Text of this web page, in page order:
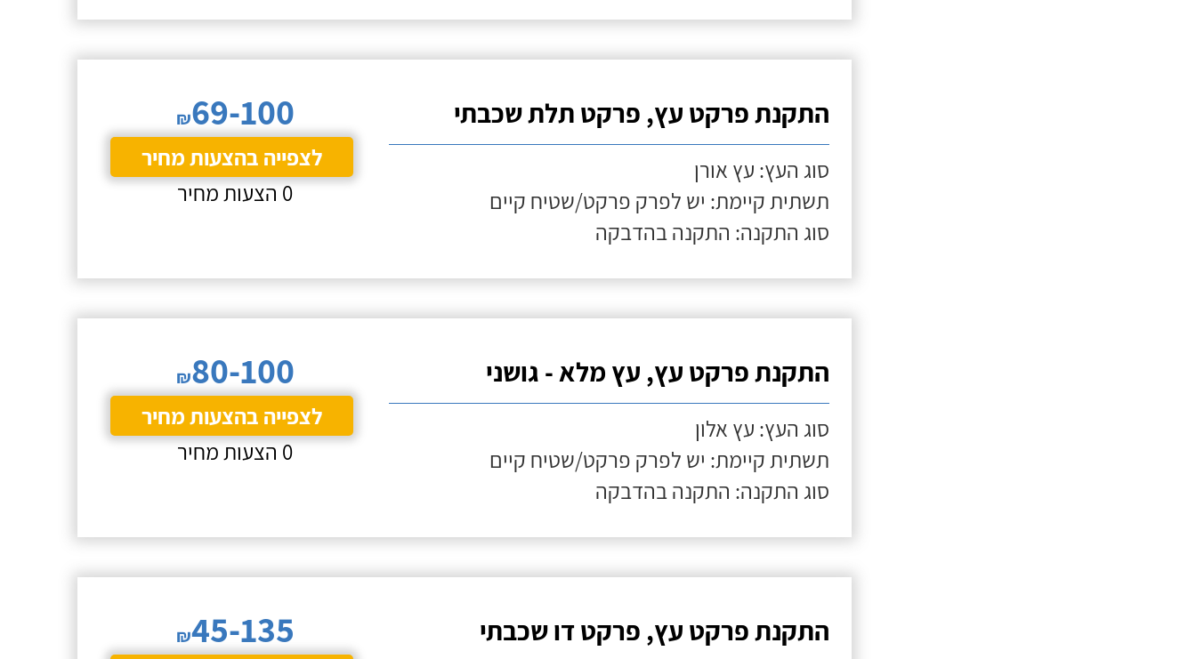
התקנת פרקט עץ, פרקט תלת שכבתי
סוג העץ: עץ אורן
תשתית קיימת: יש לפרק פרקט/שטיח קיים
סוג התקנה: התקנה בהדבקה
₪69-100
לצפייה בהצעות מחיר
0 הצעות מחיר
התקנת פרקט עץ, עץ מלא - גושני
סוג העץ: עץ אלון
תשתית קיימת: יש לפרק פרקט/שטיח קיים
סוג התקנה: התקנה בהדבקה
₪80-100
לצפייה בהצעות מחיר
0 הצעות מחיר
התקנת פרקט עץ, פרקט דו שכבתי ₪45-135